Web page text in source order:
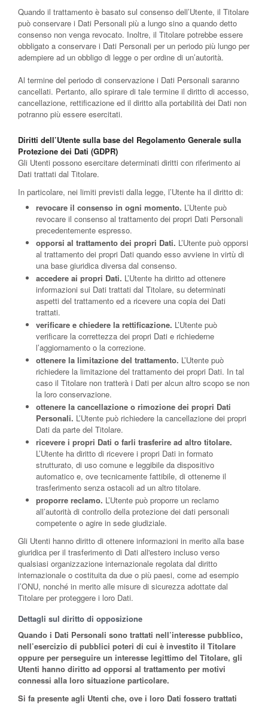
Quando il trattamento è basato sul consenso dell’Utente, il Titolare
può conservare i Dati Personali più a lungo sino a quando detto
consenso non venga revocato. Inoltre, il Titolare potrebbe essere
obbligato a conservare i Dati Personali per un periodo più lungo per
adempiere ad un obbligo di legge o per ordine di un’autorità.
Al termine del periodo di conservazione i Dati Personali saranno
cancellati. Pertanto, allo spirare di tale termine il diritto di accesso,
cancellazione, rettificazione ed il diritto alla portabilità dei Dati non
potranno più essere esercitati.
Diritti dell’Utente sulla base del Regolamento Generale sulla
Protezione dei Dati (GDPR)
Gli Utenti possono esercitare determinati diritti con riferimento ai
Dati trattati dal Titolare.
In particolare, nei limiti previsti dalla legge, l’Utente ha il diritto di:
revocare il consenso in ogni momento. L’Utente può
revocare il consenso al trattamento dei propri Dati Personali
precedentemente espresso.
opporsi al trattamento dei propri Dati. L’Utente può opporsi
al trattamento dei propri Dati quando esso avviene in virtù di
una base giuridica diversa dal consenso.
accedere ai propri Dati. L’Utente ha diritto ad ottenere
informazioni sui Dati trattati dal Titolare, su determinati
aspetti del trattamento ed a ricevere una copia dei Dati
trattati.
verificare e chiedere la rettificazione. L’Utente può
verificare la correttezza dei propri Dati e richiederne
l’aggiornamento o la correzione.
ottenere la limitazione del trattamento. L’Utente può
richiedere la limitazione del trattamento dei propri Dati. In tal
caso il Titolare non tratterà i Dati per alcun altro scopo se non
la loro conservazione.
ottenere la cancellazione o rimozione dei propri Dati
Personali. L’Utente può richiedere la cancellazione dei propri
Dati da parte del Titolare.
ricevere i propri Dati o farli trasferire ad altro titolare.
L’Utente ha diritto di ricevere i propri Dati in formato
strutturato, di uso comune e leggibile da dispositivo
automatico e, ove tecnicamente fattibile, di ottenerne il
trasferimento senza ostacoli ad un altro titolare.
proporre reclamo. L’Utente può proporre un reclamo
all’autorità di controllo della protezione dei dati personali
competente o agire in sede giudiziale.
Gli Utenti hanno diritto di ottenere informazioni in merito alla base
giuridica per il trasferimento di Dati all'estero incluso verso
qualsiasi organizzazione internazionale regolata dal diritto
internazionale o costituita da due o più paesi, come ad esempio
l’ONU, nonché in merito alle misure di sicurezza adottate dal
Titolare per proteggere i loro Dati.
Dettagli sul diritto di opposizione
Quando i Dati Personali sono trattati nell’interesse pubblico,
nell’esercizio di pubblici poteri di cui è investito il Titolare
oppure per perseguire un interesse legittimo del Titolare, gli
Utenti hanno diritto ad opporsi al trattamento per motivi
connessi alla loro situazione particolare.
Si fa presente agli Utenti che, ove i loro Dati fossero trattati